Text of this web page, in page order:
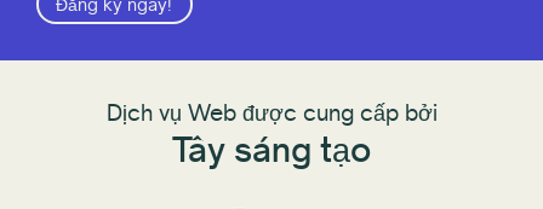
Dịch vụ Web được cung cấp bởi
Tây sáng tạo